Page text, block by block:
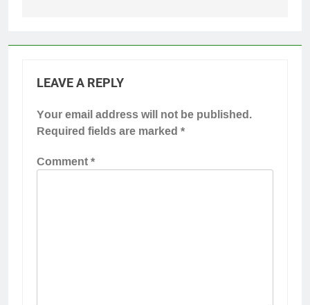
LEAVE A REPLY
Your email address will not be published.
Required fields are marked*
Comment*